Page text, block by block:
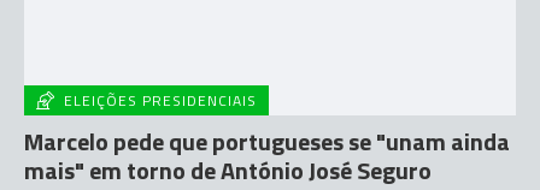
ELEIÇÕES PRESIDENCIAIS
Marcelo pede que portugueses se "unam ainda
mais" em torno de António José Seguro